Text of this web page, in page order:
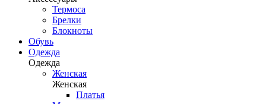
Термоса
Брелки
Блокноты
Обувь
Одежда
Одежда
Женская
Женская
Платья